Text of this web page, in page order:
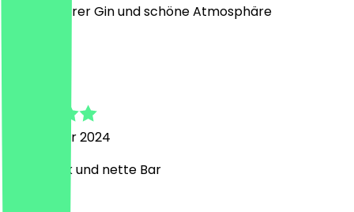
Sehr leckerer Gin und schöne Atmosphäre
20. Februar 2024
Sehr Chick und nette Bar